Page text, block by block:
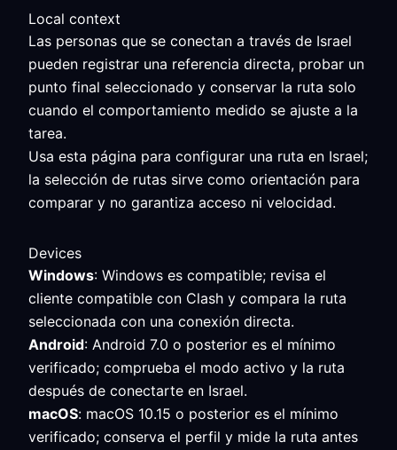
Local context
Las personas que se conectan a través de Israel
pueden registrar una referencia directa, probar un
punto final seleccionado y conservar la ruta solo
cuando el comportamiento medido se ajuste a la
tarea.
Usa esta página para configurar una ruta en Israel;
la selección de rutas sirve como orientación para
comparar y no garantiza acceso ni velocidad.
Devices
Windows: Windows es compatible; revisa el
cliente compatible con Clash y compara la ruta
seleccionada con una conexión directa.
Android: Android 7.0 o posterior es el mínimo
verificado; comprueba el modo activo y la ruta
después de conectarte en Israel.
macOS: macOS 10.15 o posterior es el mínimo
verificado; conserva el perfil y mide la ruta antes